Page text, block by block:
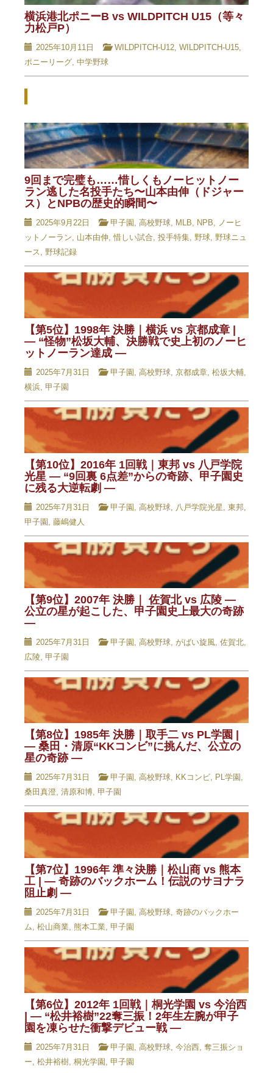
横浜港北ポニーB vs WILDPITCH U15（等々
力松戸P）
2025年10月11日 WILDPITCH-U12, WILDPITCH-U15,
ポニーリーグ, 中学野球
9回まで完璧も……惜しくもノーヒットノー
ラン逃した名投手たち〜山本由伸（ドジャー
ス）とNPBの歴史的瞬間〜
2025年9月22日 甲子園 , 高校野球, MLB, NPB, ノーヒ
ットノーラン, 山本由伸,惜しい試合, 投手特集, 野球, 野球ニュ
ース, 野球記録
【第5位】1998年 決勝｜横浜 vs 京都成章 |
— “怪物”松坂大輔、決勝戦で史上初のノーヒ
ットノーラン達成 —
2025年7月31日 甲子園 , 高校野球, 京都成章, 松坂大輔,
横浜, 甲子園
【第10位】2016年 1回戦｜東邦 vs 八戸学院
光星 — “9回裏 6点差”からの奇跡、甲子園史
に残る大逆転劇 —
2025年7月31日 甲子園 , 高校野球, 八戸学院光星, 東邦,
甲子園 , 藤嶋健人
【第9位】2007年 決勝｜ 佐賀北 vs 広陵 —
公立の星が起こした、甲子園史上最大の奇跡
—
2025年7月31日 甲子園 , 高校野球, がばい旋風, 佐賀北,
広陵, 甲子園
【第8位】1985年 決勝｜取手二 vs PL学園 |
— 桑田・清原“KKコンビ”に挑んだ、公立の
星の奇跡 —
2025年7月31日 甲子園 , 高校野球, KKコンビ, PL学園 ,
桑田真澄, 清原和博, 甲子園
【第7位】1996年 準々決勝｜松山商 vs 熊本
工 | — 奇跡のバックホーム！伝説のサヨナラ
阻止劇 —
2025年7月31日 甲子園 , 高校野球, 奇跡のバックホー
ム, 松山商業, 熊本工業, 甲子園
【第6位】2012年 1回戦｜桐光学園 vs 今治西
| — “松井裕樹”22奪三振！2年生左腕が甲子
園を凍らせた衝撃デビュー戦 —
2025年7月31日 甲子園 , 高校野球, 今治西, 奪三振ショ
ー, 松井裕樹, 桐光学園 , 甲子園